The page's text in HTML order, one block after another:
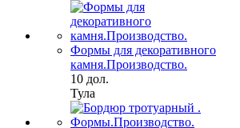
Формы для декоративного
камня.Производство.
10 дол.
Тула